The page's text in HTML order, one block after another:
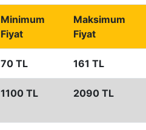
Minimum
Fiyat
Maksimum
Fiyat
70 TL 161 TL
1100 TL 2090 TL